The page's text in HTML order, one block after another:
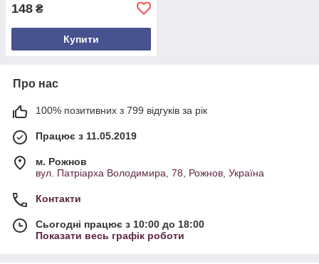
148 ₴
Купити
Про нас
100% позитивних з 799 відгуків за рік
Працює з 11.05.2019
м. Рожнов
вул. Патріарха Володимира, 78, Рожнов, Україна
Контакти
Сьогодні працює з 10:00 до 18:00
Показати весь графік роботи